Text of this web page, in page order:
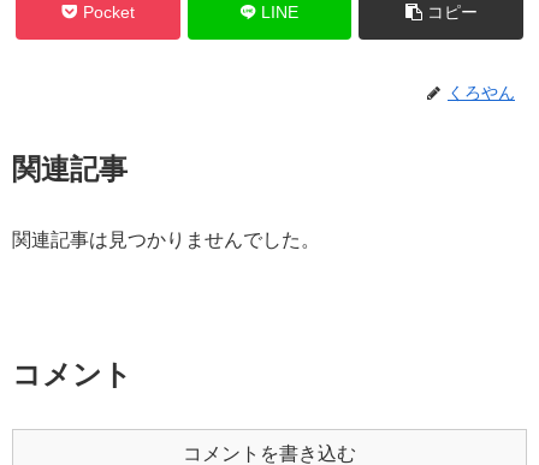
Pocket LINE コピー
くろやん
関連記事
関連記事は見つかりませんでした。
コメント
コメントを書き込む